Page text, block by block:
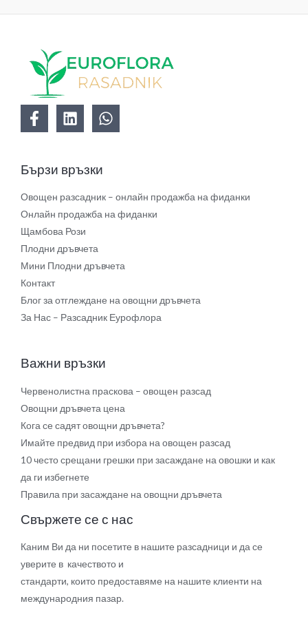
Е
Бързи връзки
Овощен разсадник – онлайн продажба на фиданки
Онлайн продажба на фиданки
Щамбова Рози
Плодни дръвчета
Мини Плодни дръвчета
Контакт
Блог за отглеждане на овощни дръвчета
За Нас – Разсадник Еурофлора
Важни връзки
Червенолистна праскова – овощен разсад
Овощни дръвчета цена
Кога се садят овощни дръвчета?
Имайте предвид при избора на овощен разсад
10 често срещани грешки при засаждане на овошки и как
да ги избегнете
Правила при засаждане на овощни дръвчета
Свържете се с нас
Каним Ви да ни посетите в нашите разсадници и да се
уверите в качеството и
стандарти, които предоставяме на нашите клиенти на
международния пазар.